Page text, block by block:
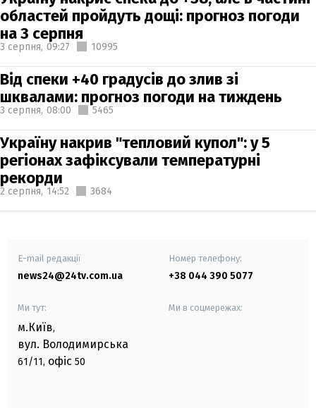
областей пройдуть дощі: прогноз погоди
на 3 серпня
3 серпня, 09:27 10995
Від спеки +40 градусів до злив зі
шквалами: прогноз погоди на тиждень
3 серпня, 08:00 5465
Україну накрив "тепловий купол": у 5
регіонах зафіксували температурні
рекорди
2 серпня, 14:52 3684
E-mail редакції
news24@24tv.com.ua
Номер телефону:
+38 044 390 5077
Ми тут:
м.Київ,
вул. Володимирська
61/11, офіс 50
Ми в соцмережах: